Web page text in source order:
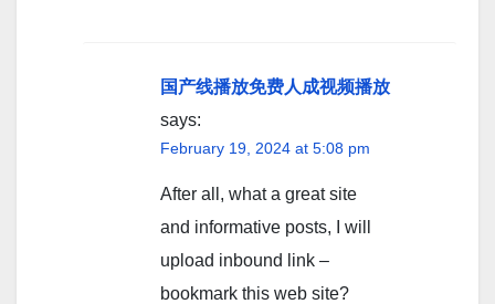
国产线播放免费人成视频播放
says:
February 19, 2024 at 5:08 pm
After all, what a great site
and informative posts, I will
upload inbound link –
bookmark this web site?